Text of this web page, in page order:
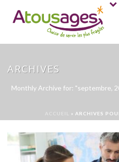
ARCHIVES
Monthly Archive for: "septembre,
ACCUEIL » ARCHIVES